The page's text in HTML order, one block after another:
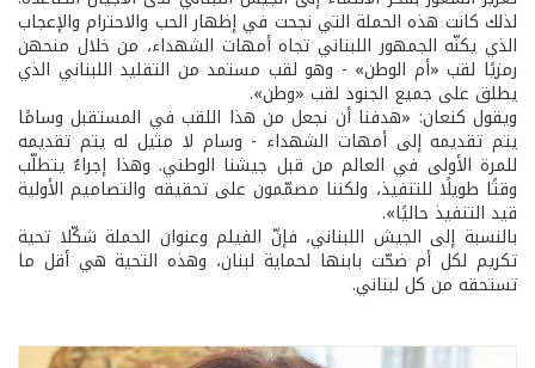
لذلك كانت هذه الحملة التي نجحت في إظهار الحب والاحترام والإعجاب
الذي يكنّه الجمهور اللبناني تجاه أمهات الشهداء، من خلال منحهن
رمزيًا لقب «أم الوطن» - وهو لقب مستمد من التقليد اللبناني الذي
يطلق على جميع الجنود لقب «وطن».
ويقول كنعان: «هدفنا أن نجعل من هذا اللقب في المستقبل وسامًا
يتم تقديمه إلى أمهات الشهداء - وسام لا مثيل له يتم تقديمه
للمرة الأولى في العالم من قبل جيشنا الوطني. وهذا إجراءٌ يتطلّب
وقتًا طويلًا للتنفيذ، ولكننا مصمّمون على تحقيقه والتصاميم الأولية
قيد التنفيذ حاليًا».
بالنسبة إلى الجيش اللبناني، فإنّ الفيلم وعنوان الحملة شكّلا تحية
تكريم لكل أم ضحّت بابنها لحماية لبنان، وهذه التحية هي أقل ما
تستحقه من كل لبناني.